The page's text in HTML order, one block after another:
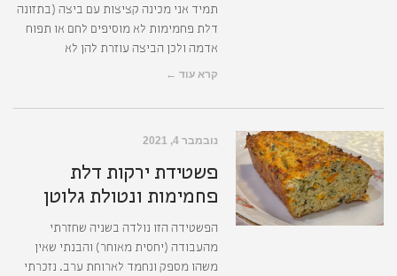
תמיד אני מכינה קציצות עם ביצה (בתזונה
דלת פחמימות לא מוסיפים לחם או תפוח
אדמה ולכן הביצה עוזרת להן לא
קרא עוד ←
נובמבר 4, 2021
פשטידת ירקות דלת
פחמימות ונטולת גלוטן
הפשטידה הזו נולדה בשניה שחזרתי
מהעבודה (יחסית מאוחר) והבנתי שאין
משהו מספק ונחמד לארוחת ערב. נזכרתי